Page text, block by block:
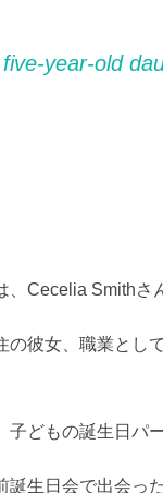
year-old
、Cecelia Smithさ
の彼女、職業とし
子どもの誕生日パ
誕生日会で出会っ